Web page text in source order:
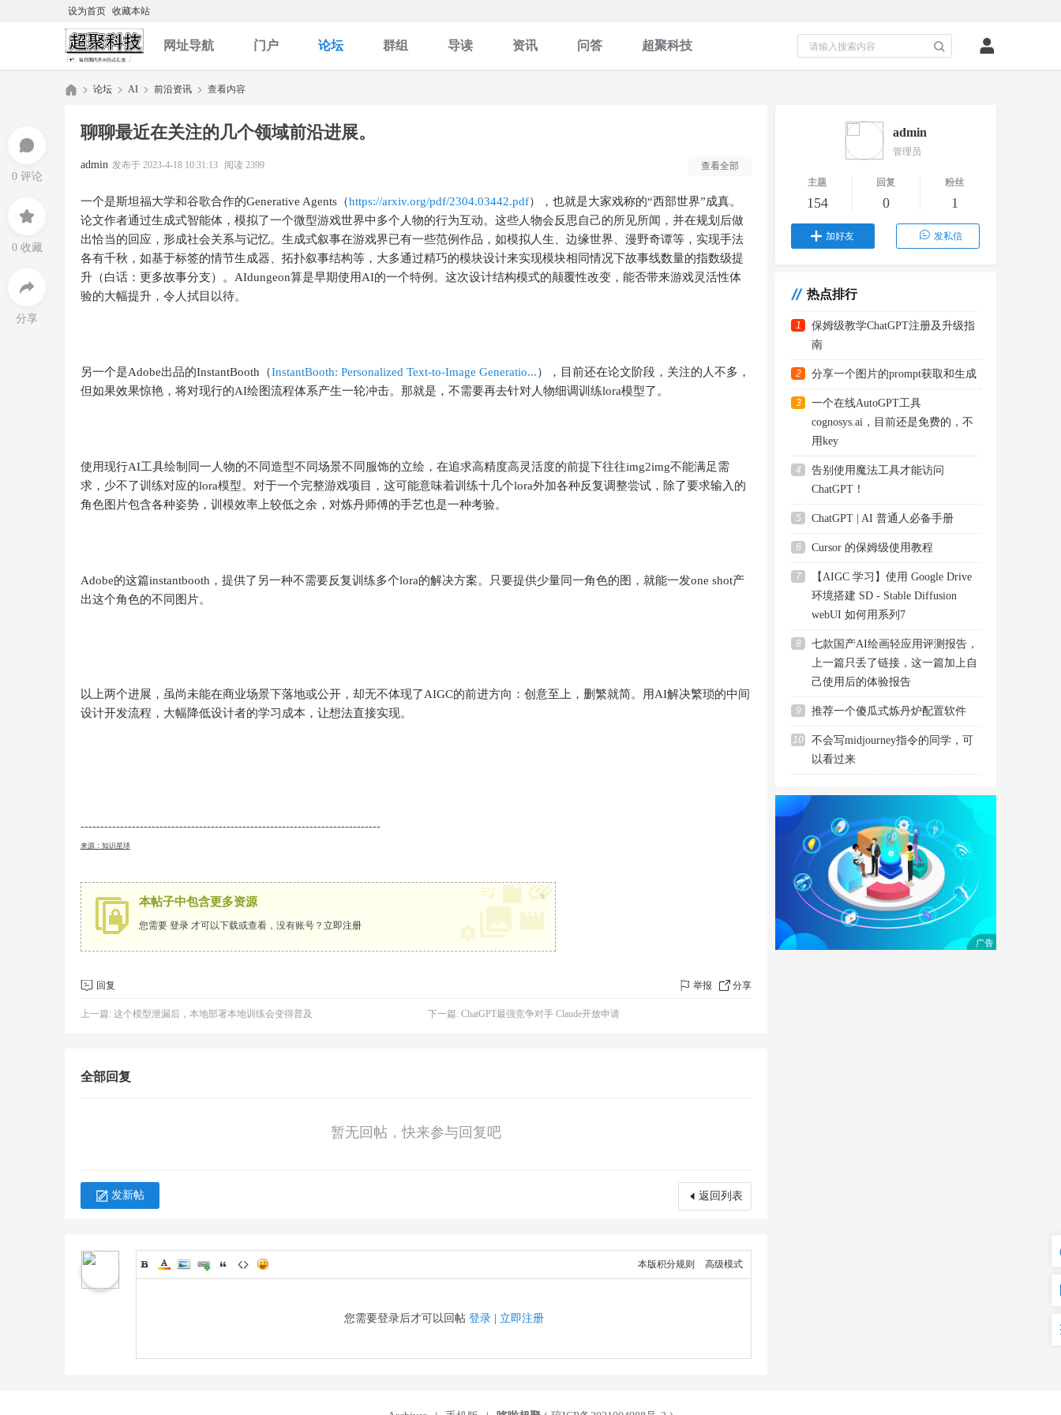
设为首页 收藏本站
网址导航 门户 论坛 群组 导读 资讯 问答 超聚科技
论坛 AI 前沿资讯 查看内容
0 评论
0 收藏
分享
聊聊最近在关注的几个领域前沿进展。
admin 发布于 2023-4-18 10:31:13 阅读 2399 查看全部
一个是斯坦福大学和谷歌合作的Generative Agents（https://arxiv.org/pdf/2304.03442.pdf），也就是大家戏称的“西部世界”成真。
论文作者通过生成式智能体，模拟了一个微型游戏世界中多个人物的行为互动。这些人物会反思自己的所见所闻，并在规划后做
出恰当的回应，形成社会关系与记忆。生成式叙事在游戏界已有一些范例作品，如模拟人生、边缘世界、漫野奇谭等，实现手法
各有千秋，如基于标签的情节生成器、拓扑叙事结构等，大多通过精巧的模块设计来实现模块相同情况下故事线数量的指数级提
升（白话：更多故事分支）。AIdungeon算是早期使用AI的一个特例。这次设计结构模式的颠覆性改变，能否带来游戏灵活性体
验的大幅提升，令人拭目以待。
另一个是Adobe出品的InstantBooth（InstantBooth: Personalized Text-to-Image Generatio...），目前还在论文阶段，关注的人不多，
但如果效果惊艳，将对现行的AI绘图流程体系产生一轮冲击。那就是，不需要再去针对人物细调训练lora模型了。
使用现行AI工具绘制同一人物的不同造型不同场景不同服饰的立绘，在追求高精度高灵活度的前提下往往img2img不能满足需
求，少不了训练对应的lora模型。对于一个完整游戏项目，这可能意味着训练十几个lora外加各种反复调整尝试，除了要求输入的
角色图片包含各种姿势，训模效率上较低之余，对炼丹师傅的手艺也是一种考验。
Adobe的这篇instantbooth，提供了另一种不需要反复训练多个lora的解决方案。只要提供少量同一角色的图，就能一发one shot产
出这个角色的不同图片。
以上两个进展，虽尚未能在商业场景下落地或公开，却无不体现了AIGC的前进方向：创意至上，删繁就简。用AI解决繁琐的中间
设计开发流程，大幅降低设计者的学习成本，让想法直接实现。
----------------------------------------------------------------------------
来源：知识星球
本帖子中包含更多资源
您需要 登录 才可以下载或查看，没有账号？ 立即注册
x
回复 举报 分享
上一篇: 这个模型泄漏后，本地部署本地训练会变得普及 下一篇: ChatGPT最强竞争对手 Claude开放申请
全部回复
暂无回帖，快来参与回复吧
返回列表
发新帖
本版积分规则 高级模式
您需要登录后才可以回帖 登录| 立即注册
admin
管理员
主题
154
回复
0
粉丝
1
加好友 发私信
热点排行
1
保姆级教学ChatGPT注册及升级指
南
2 分享一个图片的prompt获取和生成
3
一个在线AutoGPT工具
cognosys.ai，目前还是免费的，不
用key
4
告别使用魔法工具才能访问
ChatGPT！
5 ChatGPT | AI 普通人必备手册
6 Cursor 的保姆级使用教程
7
【AIGC 学习】使用 Google Drive
环境搭建 SD - Stable Diffusion
webUI 如何用系列7
8
七款国产AI绘画轻应用评测报告，
上一篇只丢了链接，这一篇加上自
己使用后的体验报告
9 推荐一个傻瓜式炼丹炉配置软件
10
不会写midjourney指令的同学，可
以看过来